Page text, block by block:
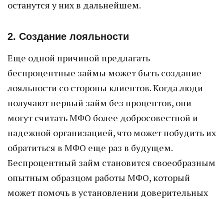
останутся у них в дальнейшем.
2. Создание лояльности
Еще одной причиной предлагать
беспроцентные займы может быть создание
лояльности со стороны клиентов. Когда люди
получают первый займ без процентов, они
могут считать МФО более добросовестной и
надежной организацией, что может побудить их
обратиться в МФО еще раз в будущем.
Беспроцентный займ становится своеобразным
опытным образцом работы МФО, который
может помочь в установлении доверительных